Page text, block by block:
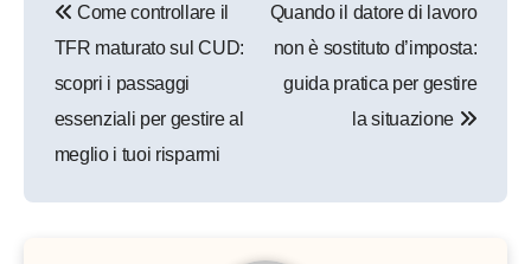
articoli
Come controllare il
TFR maturato sul CUD:
scopri i passaggi
essenziali per gestire al
meglio i tuoi risparmi
Quando il datore di lavoro
non è sostituto d’imposta:
guida pratica per gestire
la situazione